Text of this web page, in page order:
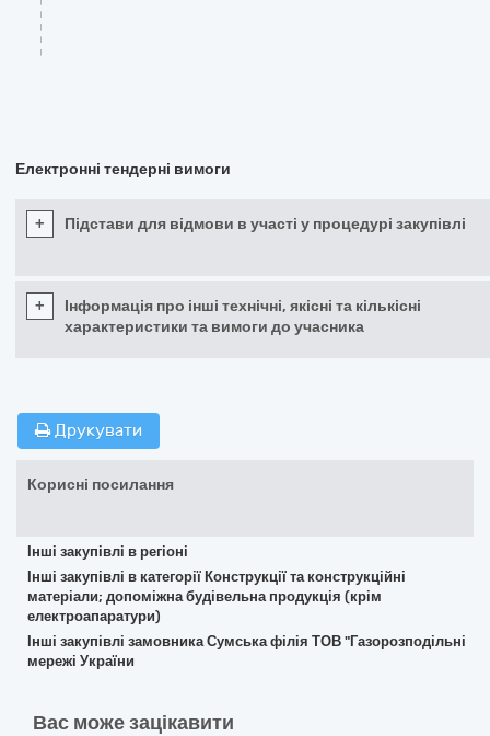
Електронні тендерні вимоги
+ Підстави для відмови в участі у процедурі закупівлі
+
Інформація про інші технічні, якісні та кількісні
характеристики та вимоги до учасника
Друкувати
Корисні посилання
Інші закупівлі в регіоні
Інші закупівлі в категорії Конструкції та конструкційні
матеріали; допоміжна будівельна продукція (крім
електроапаратури)
Інші закупівлі замовника Сумська філія ТОВ "Газорозподільні
мережі України
Вас може зацікавити